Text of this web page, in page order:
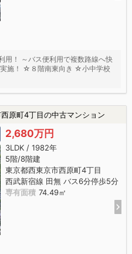
！ ～バス便利用で複数路線へ快
施！ ☆８階南東向き ☆小中学校
原町4丁目の中古マンション
2,680万円
3LDK / 1982年
5階/8階建
東京都西東京市西原町4丁目
西武新宿線 田無 バス6分停歩5分
専有面積 74.49㎡